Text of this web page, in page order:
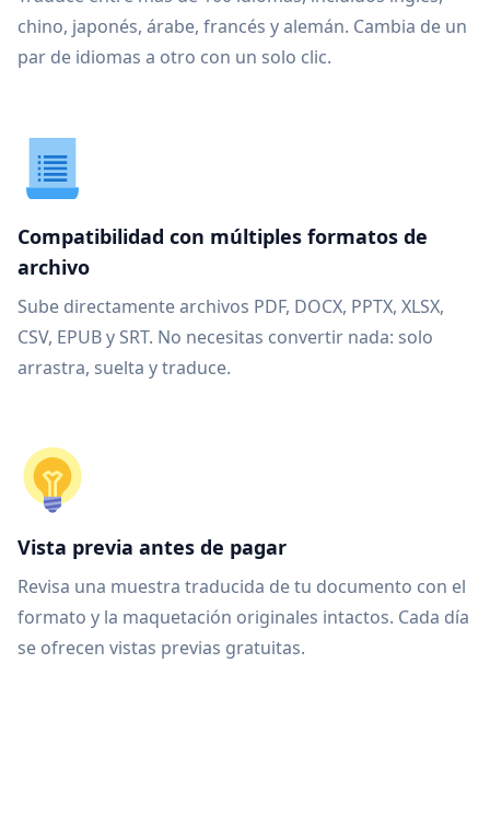
chino, japonés, árabe, francés y alemán. Cambia de un
par de idiomas a otro con un solo clic.
Compatibilidad con múltiples formatos de
archivo
Sube directamente archivos PDF, DOCX, PPTX, XLSX,
CSV, EPUB y SRT. No necesitas convertir nada: solo
arrastra, suelta y traduce.
Vista previa antes de pagar
Revisa una muestra traducida de tu documento con el
formato y la maquetación originales intactos. Cada día
se ofrecen vistas previas gratuitas.